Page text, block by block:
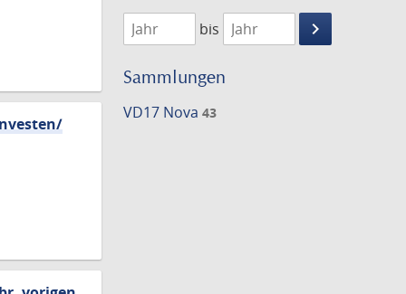
1620
1700
bis
keyboard_arrow_right
Suche
Sammlungen
VD17 Nova 43